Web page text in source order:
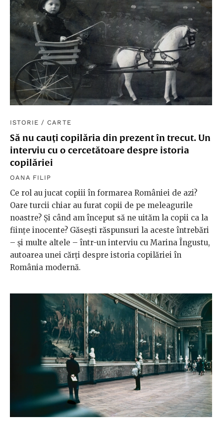
ISTORIE / CARTE
Să nu cauți copilăria din prezent în trecut. Un
interviu cu o cercetătoare despre istoria
copilăriei
OANA FILIP
Ce rol au jucat copiii în formarea României de azi?
Oare turcii chiar au furat copii de pe meleagurile
noastre? Și când am început să ne uităm la copii ca la
ființe inocente? Găsești răspunsuri la aceste întrebări
– și multe altele – într-un interviu cu Marina Îngustu,
autoarea unei cărți despre istoria copilăriei în
România modernă.